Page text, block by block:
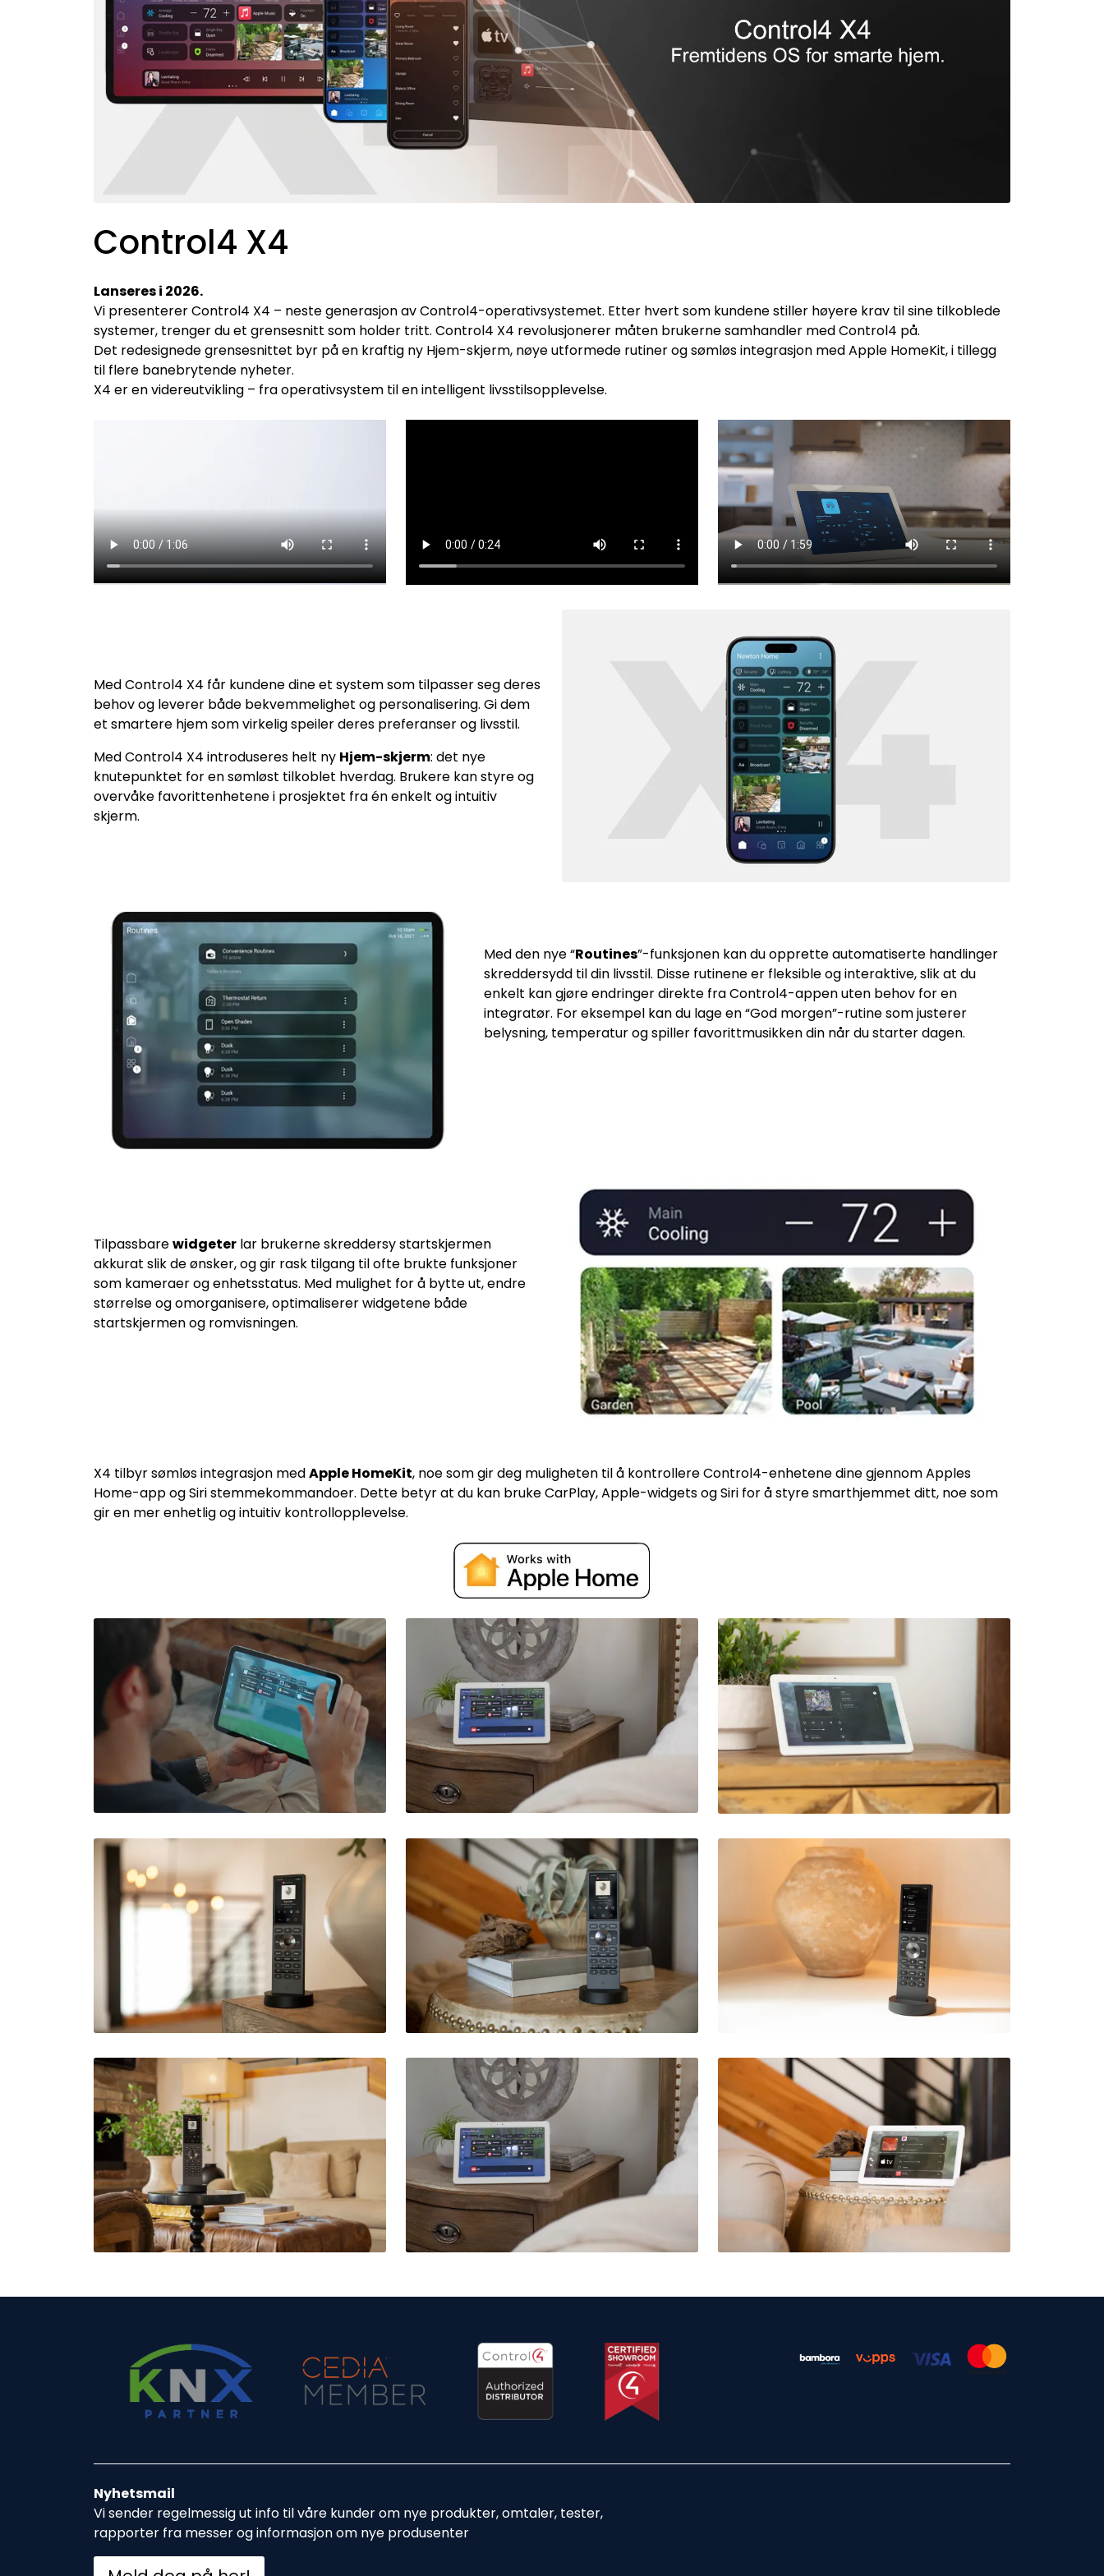
Control4 X4
Lanseres i 2026.
Vi presenterer Control4 X4 – neste generasjon av Control4-operativsystemet. Etter hvert som kundene stiller høyere krav til sine tilkoblede
systemer, trenger du et grensesnitt som holder tritt. Control4 X4 revolusjonerer måten brukerne samhandler med Control4 på.
Det redesignede grensesnittet byr på en kraftig ny Hjem-skjerm, nøye utformede rutiner og sømløs integrasjon med Apple HomeKit, i tillegg
til flere banebrytende nyheter.
X4 er en videreutvikling – fra operativsystem til en intelligent livsstilsopplevelse.
Med Control4 X4 får kundene dine et system som tilpasser seg deres
behov og leverer både bekvemmelighet og personalisering. Gi dem
et smartere hjem som virkelig speiler deres preferanser og livsstil.
Med Control4 X4 introduseres helt ny Hjem-skjerm: det nye
knutepunktet for en sømløst tilkoblet hverdag. Brukere kan styre og
overvåke favorittenhetene i prosjektet fra én enkelt og intuitiv
skjerm.
Med den nye “Routines”-funksjonen kan du opprette automatiserte handlinger
skreddersydd til din livsstil. Disse rutinene er fleksible og interaktive, slik at du
enkelt kan gjøre endringer direkte fra Control4-appen uten behov for en
integratør. For eksempel kan du lage en “God morgen”-rutine som justerer
belysning, temperatur og spiller favorittmusikken din når du starter dagen.
Tilpassbarewidgeter lar brukerne skreddersy startskjermen
akkurat slik de ønsker, og gir rask tilgang til ofte brukte funksjoner
som kameraer og enhetsstatus. Med mulighet for å bytte ut, endre
størrelse og omorganisere, optimaliserer widgetene både
startskjermen og romvisningen.
X4 tilbyr sømløs integrasjon medApple HomeKit, noe som gir deg muligheten til å kontrollere Control4-enhetene dine gjennom Apples
Home-app og Siri stemmekommandoer. Dette betyr at du kan bruke CarPlay, Apple-widgets og Siri for å styre smarthjemmet ditt, noe som
gir en mer enhetlig og intuitiv kontrollopplevelse.
Nyhetsmail
Vi sender regelmessig ut info til våre kunder om nye produkter, omtaler, tester,
rapporter fra messer og informasjon om nye produsenter